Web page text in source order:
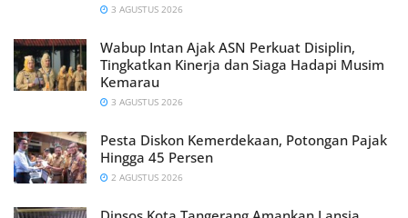
3 AGUSTUS 2026
Wabup Intan Ajak ASN Perkuat Disiplin,
Tingkatkan Kinerja dan Siaga Hadapi Musim
Kemarau
3 AGUSTUS 2026
Pesta Diskon Kemerdekaan, Potongan Pajak
Hingga 45 Persen
2 AGUSTUS 2026